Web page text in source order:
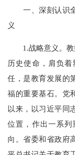
一、深刻认识全
义
1.战略意义。教
历史使命，肩负
任，是教育发展的
福的重要基石。党
以来，以习近平同
位置，作出一系
向。省委和省政府